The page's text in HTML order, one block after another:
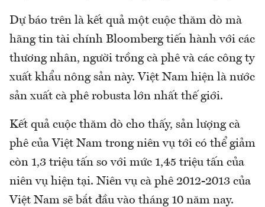
Dự báo trên là kết quả một cuộc thăm dò mà
hãng tin tài chính Bloomberg tiến hành với các
thương nhân, người trồng cà phê và các công ty
xuất khẩu nông sản này. Việt Nam hiện là nước
sản xuất cà phê robusta lớn nhất thế giới.
Kết quả cuộc thăm dò cho thấy, sản lượng cà
phê của Việt Nam trong niên vụ tới có thể giảm
còn 1,3 triệu tấn so với mức 1,45 triệu tấn của
niên vụ hiện tại. Niên vụ cà phê 2012-2013 của
Việt Nam sẽ bắt đầu vào tháng 10 năm nay.